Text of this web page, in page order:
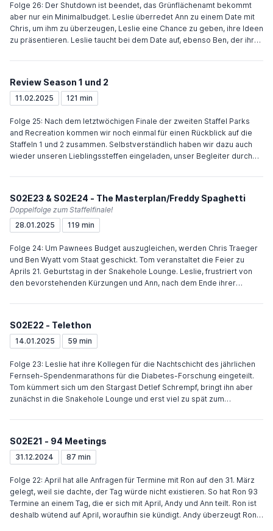
für April ein und verbringt den Tag grillend, essend und redend mit
Ron. Nachdem Ron ihm von Aprils Krankheit erzählt, geht er ins
Krankenhaus, küsst die scheinbar schlafende April auf die Stirn und
sagt ihr, dass er noch immer mit ihr zusammen sein will.
Folge 26: Der Shutdown ist beendet, das Grünflächenamt bekommt
aber nur ein Minimalbudget. Leslie überredet Ann zu einem Date mit
Chris, um ihm zu überzeugen, Leslie eine Chance zu geben, ihre Ideen
zu präsentieren. Leslie taucht bei dem Date auf, ebenso Ben, der ihren
Schwulenbar. Nachdem Leslie Chris überzeugen konnte, offenbart sie
entschuldigt sich Ann bei Chris und beide machen ein weiteres Date
aus. Nachdem sie alle anderen Ideen verwirft, schlägt Leslie Chris und
erhalten, bieten sie und ihre Kollegen die Auflösung des
Grünflächenamts an, sollte das Fest kein finanzieller Erfolg werden.
Ron und Andy trainieren die beiden Teams der wiedereingeführten
Jugend-Basketballliga mit Tom als Schiedsrichter. Nachdem Toms
Team vom Platz. April hat einen neuen Freund, doch Andy gibt das
Review Season 1 und 2
11.02.2025 121 min
Folge 25: Nach dem letztwöchigen Finale der zweiten Staffel Parks
and Recreation kommen wir noch einmal für einen Rückblick auf die
Staffeln 1 und 2 zusammen. Selbstverständlich haben wir dazu auch
wieder unseren Lieblingssteffen eingeladen, unser Begleiter durch
Folge auf einen wöchentlichen Veröffentlichungsrythmus. Also macht
S02E23 & S02E24 - The Masterplan/Freddy Spaghetti
Doppelfolge zum Staffelfinale!
28.01.2025
119 min
Folge 24: Um Pawnees Budget auszugleichen, werden Chris Traeger
und Ben Wyatt vom Staat geschickt. Tom veranstaltet die Feier zu
Aprils 21. Geburtstag in der Snakehole Lounge. Leslie, frustriert von
den bevorstehenden Kürzungen und Ann, nach dem Ende ihrer
Andy redet, behauptet die eifersüchtige April Jean-Ralphio zu daten.
Leslie rausgeschmissen. Am nächsten Morgen trinken beide ein Bier
zusammen. Ben erzählt Leslie, dass er mit 18 zum Bürgermeister
der Party in der Hoffnung auf ein Date zahlreiche Frauen eingeladen.
Als er am nächsten Tag die Rechnung bezahlt, macht er ein Date mit
Bedingung Lucy aus. Ann lernt, dass sie am späten Abend mit Chris
rumgemacht hat. Zum Schluss stellt sich heraus, dass die
einen Shutdown geht. Aufgrund des Shutdown der Regierung fällt
eigenhändig auf das Grubengrundstück. April und Andy helfen bei den
Vorbereitungen. Andy bittet April um ein Date, doch sie lehnt aber ab,
Hauptakt für das Konzert abgeworben wurde, soll Andy ihn ersetzen,
hat dann aber einen Unfall mit seinem neuen Motorrad. Ben überzeugt
den ursprünglichen Hauptakt doch aufzutreten, nachdem er das
Konzert zuvor verhindern wollte. Im Krankenhaus küsst Ann ihren
S02E22 - Telethon
14.01.2025 59 min
Folge 23: Leslie hat ihre Kollegen für die Nachtschicht des jährlichen
Fernseh-Spendenmarathons für die Diabetes-Forschung eingeteilt.
Tom kümmert sich um den Stargast Detlef Schrempf, bringt ihn aber
zunächst in die Snakehole Lounge und erst viel zu spät zum
Band spielen deshalb eine Stunde früher. Anschließend hält Ron einen
redet über ihre Lieblingsserien. Da Mark zuvor erwähnt hat, dass er
Ann einen Heiratsantrag machen will, überzeugt Leslie ihn, dies vor
Beziehung beenden will, kann sie Mark noch davon abhalten.
S02E21 - 94 Meetings
31.12.2024 87 min
Folge 22: April hat alle Anfragen für Termine mit Ron auf den 31. März
gelegt, weil sie dachte, der Tag würde nicht existieren. So hat Ron 93
Termine an einem Tag, die er sich mit April, Andy und Ann teilt. Ron ist
deshalb wütend auf April, woraufhin sie kündigt. Andy überzeugt Ron,